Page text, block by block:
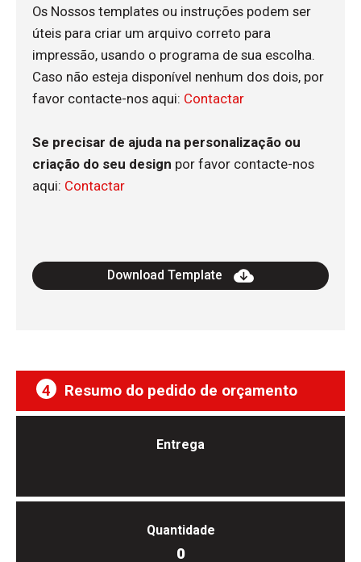
12
13
15
20
Os Nossos templates ou instruções podem ser
úteis para criar um arquivo correto para
impressão, usando o programa de sua escolha.
Caso não esteja disponível nenhum dos dois, por
favor contacte-nos aqui: Contactar
Se precisar de ajuda na personalização ou
criação do seu design por favor contacte-nos
aqui: Contactar
Download Template
4 Resumo do pedido de orçamento
Entrega
Quantidade
0